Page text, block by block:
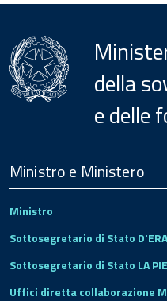
della
e delle
Footer
Ministro e Ministero
Ministro
Sottosegretario di Stato
Sottosegretario di Stato LA
Uffici diretta collaborazione